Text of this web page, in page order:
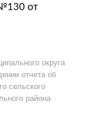
от
округа
отчета об
сельского
района